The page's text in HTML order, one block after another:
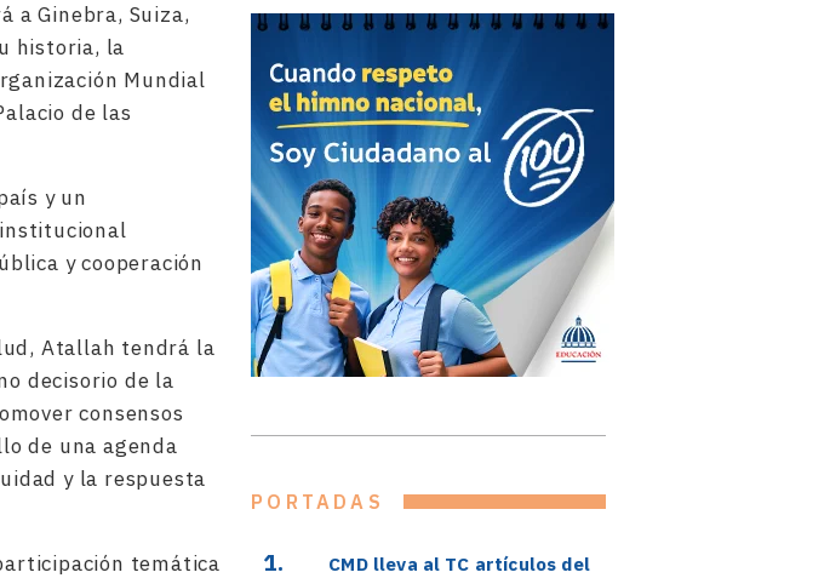
a Ginebra, Suiza,
historia, la
Mundial
de las
y un
y cooperación
Atallah tendrá la
decisorio de la
consensos
de una agenda
y la respuesta
temática
PORTADAS
CMD lleva al TC artículos del